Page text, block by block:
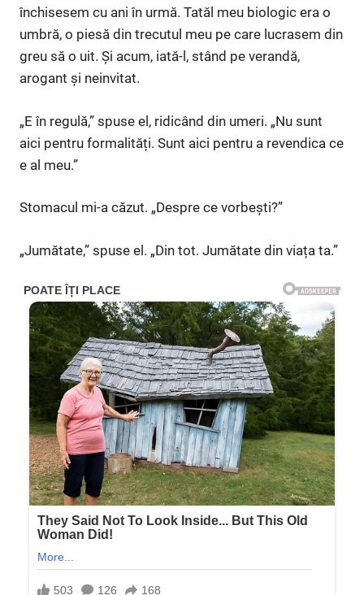
închisesem cu ani în urmă. Tatăl meu biologic era o
umbră, o piesă din trecutul meu pe care lucrasem din
greu să o uit. Și acum, iată-l, stând pe verandă,
arogant și neinvitat.
„E în regulă,” spuse el, ridicând din umeri. „Nu sunt
aici pentru formalități. Sunt aici pentru a revendica ce
e al meu.”
Stomacul mi-a căzut. „Despre ce vorbești?”
„Jumătate,” spuse el. „Din tot. Jumătate din viața ta.”